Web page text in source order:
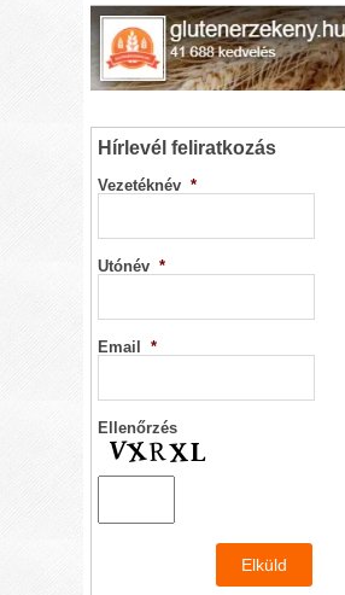
Hírlevél feliratkozás
Vezetéknév *
Utónév *
Email *
Ellenőrzés